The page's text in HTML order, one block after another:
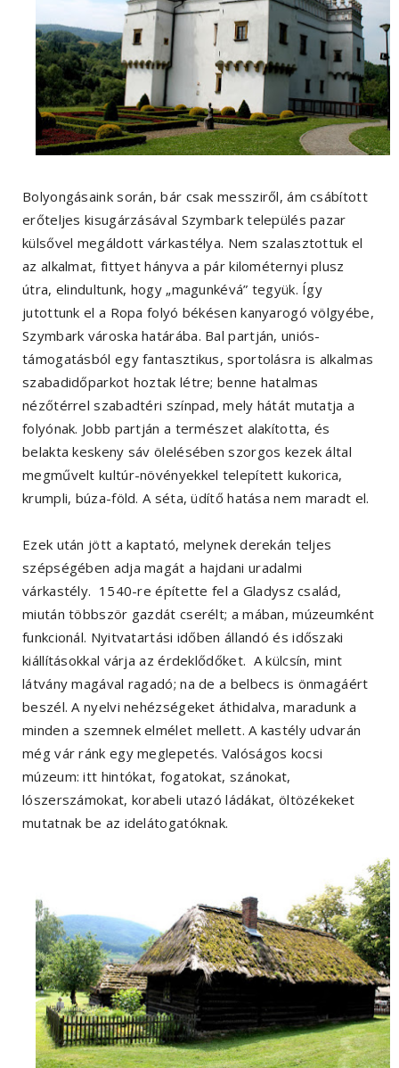
Bolyongásaink során, bár csak messziről, ám csábított
erőteljes kisugárzásával Szymbark település pazar
külsővel megáldott várkastélya. Nem szalasztottuk el
az alkalmat, fittyet hányva a pár kilométernyi plusz
útra, elindultunk, hogy „magunkévá” tegyük. Így
jutottunk el a Ropa folyó békésen kanyarogó völgyébe,
Szymbark városka határába. Bal partján, uniós-
támogatásból egy fantasztikus, sportolásra is alkalmas
szabadidőparkot hoztak létre; benne hatalmas
nézőtérrel szabadtéri színpad, mely hátát mutatja a
folyónak. Jobb partján a természet alakította, és
belakta keskeny sáv ölelésében szorgos kezek által
megművelt kultúr-növényekkel telepített kukorica,
krumpli, búza-föld. A séta, üdítő hatása nem maradt el.
Ezek után jött a kaptató, melynek derekán teljes
szépségében adja magát a hajdani uradalmi
várkastély. 1540-re építette fel a Gladysz család,
miután többször gazdát cserélt; a mában, múzeumként
funkcionál. Nyitvatartási időben állandó és időszaki
kiállításokkal várja az érdeklődőket. A külcsín, mint
látvány magával ragadó; na de a belbecs is önmagáért
beszél. A nyelvi nehézségeket áthidalva, maradunk a
minden a szemnek elmélet mellett. A kastély udvarán
még vár ránk egy meglepetés. Valóságos kocsi
múzeum: itt hintókat, fogatokat, szánokat,
lószerszámokat, korabeli utazó ládákat, öltözékeket
mutatnak be az idelátogatóknak.